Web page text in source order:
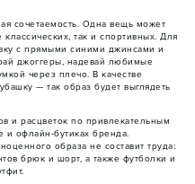
сочетаемость. Одна вещь может
так и спортивных. Для
с прямыми синими джинсами и
джоггеры, надевай любимые
через плечо. В качестве
— так образ будет выглядеть
и расцветок по привлекательным
и офлайн-бутиках бренда.
образа не составит труда:
брюк и шорт, а также футболки и